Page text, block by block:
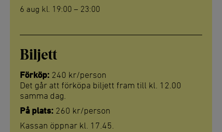
6 aug kl. 19:00 – 23:00
Biljett
Förköp: 240 kr/person
Det går att förköpa biljett fram till kl. 12.00
samma dag.
På plats: 260 kr/person
Kassan öppnar kl. 17.45.